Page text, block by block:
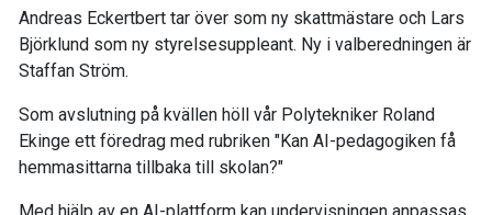
Andreas Eckertbert tar över som ny skattmästare och Lars
Björklund som ny styrelsesuppleant. Ny i valberedningen är
Staffan Ström.
Som avslutning på kvällen höll vår Polytekniker Roland
Ekinge ett föredrag med rubriken "Kan AI-pedagogiken få
hemmasittarna tillbaka till skolan?"